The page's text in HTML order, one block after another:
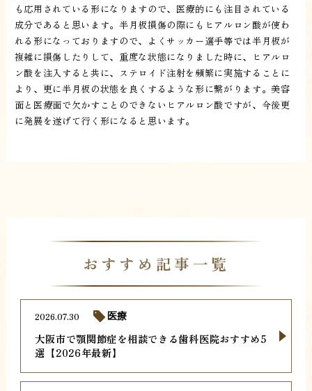
も応用されている形になりますので、医療的にも注目されている
成分であると思います。半月板損傷の際にもヒアルロン酸が使わ
れる形になっておりますので、よくサッカー選手等では半月板が
複雑に損傷したりして、重度な状態になりました時に、ヒアルロ
ン酸を注入すると共に、ステロイド注射を頻繁に実施することに
より、更に半月板の状態を良くするような形に繋がります。美容
面と医療面で欠かすことのできないヒアルロン酸ですが、今後更
に発展を遂げて行く形になると思います。
おすすめ記事一覧
大阪市で顎関節症を相談できる歯科医院おすすめ5
選【2026年最新】
2026.07.30 医療